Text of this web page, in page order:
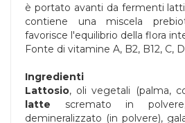
è portato avanti da fermenti
contiene una miscela
favorisce l'equilibrio della flora
Fonte di vitamine A, B2, B12, C,
Ingredienti
Lattosio, oli vegetali (palma,
latte scremato in
demineralizzato (in polvere),